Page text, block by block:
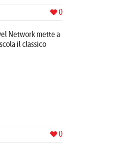
0
Network mette a
il classico
0